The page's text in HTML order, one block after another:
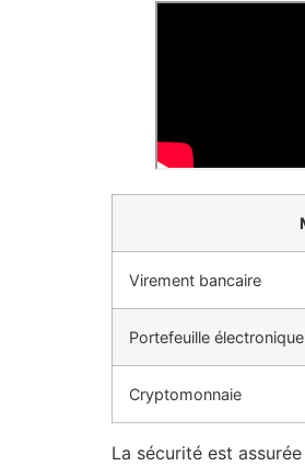
Virement bancaire
Portefeuille électronique
Cryptomonnaie
La sécurité est